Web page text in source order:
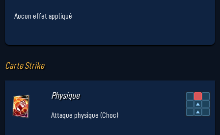
Aucun effet appliqué
Carte Strike
Physique
Attaque physique (Choc)